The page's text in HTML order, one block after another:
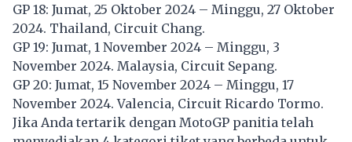
GP 18: Jumat, 25 Oktober 2024 – Minggu, 27 Oktober
2024. Thailand, Circuit Chang.
GP 19: Jumat, 1 November 2024 – Minggu, 3
November 2024. Malaysia, Circuit Sepang.
GP 20: Jumat, 15 November 2024 – Minggu, 17
November 2024. Valencia, Circuit Ricardo Tormo.
Jika Anda tertarik dengan MotoGP panitia telah